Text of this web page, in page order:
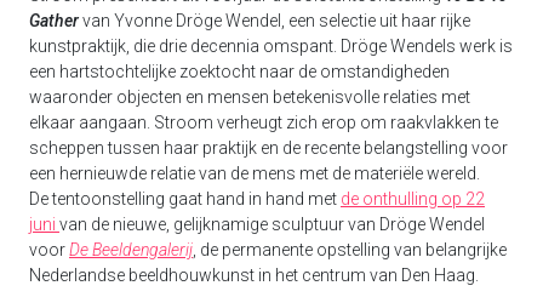
Gathervan Yvonne Dröge Wendel, een selectie uit haar rijke
kunstpraktijk, die drie decennia omspant. Dröge Wendels werk is
een hartstochtelijke zoektocht naar de omstandigheden
waaronder objecten en mensen betekenisvolle relaties met
elkaar aangaan. Stroom verheugt zich erop om raakvlakken te
scheppen tussen haar praktijk en de recente belangstelling voor
een hernieuwde relatie van de mens met de materiële wereld.
De tentoonstelling gaat hand in hand met de onthulling op 22
juni van de nieuwe, gelijknamige sculptuur van Dröge Wendel
voorDe Beeldengalerij, de permanente opstelling van belangrijke
Nederlandse beeldhouwkunst in het centrum van Den Haag.